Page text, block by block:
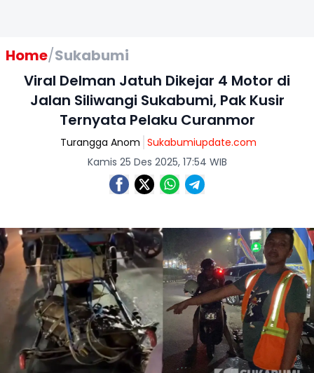
Home/Sukabumi
Viral Delman Jatuh Dikejar 4 Motor di
Jalan Siliwangi Sukabumi, Pak Kusir
Ternyata Pelaku Curanmor
Turangga Anom Sukabumiupdate.com
Kamis 25 Des 2025, 17:54 WIB